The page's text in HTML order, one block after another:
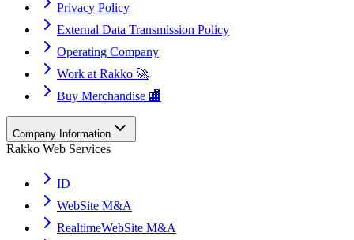
Privacy Policy
External Data Transmission Policy
Operating Company
Work at Rakko 🚀
Buy Merchandise 🏬
Company Information
Rakko Web Services
ID
WebSite M&A
RealtimeWebSite M&A